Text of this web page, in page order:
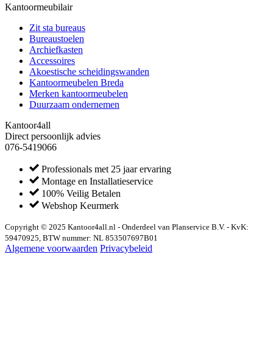
Kantoormeubilair
Zit sta bureaus
Bureaustoelen
Archiefkasten
Accessoires
Akoestische scheidingswanden
Kantoormeubelen Breda
Merken kantoormeubelen
Duurzaam ondernemen
Kantoor4all
Direct persoonlijk advies
076-5419066
Professionals met 25 jaar ervaring
Montage en Installatieservice
100% Veilig Betalen
Webshop Keurmerk
Copyright © 2025 Kantoor4all.nl - Onderdeel van Planservice B.V. - KvK:
59470925, BTW nummer: NL 853507697B01
Algemene voorwaarden Privacybeleid